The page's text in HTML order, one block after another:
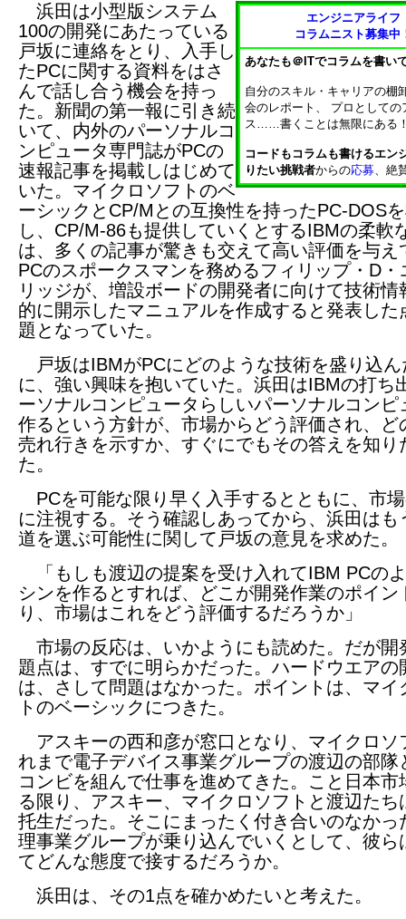
エンジニアライフ
コラムニスト募集中
あなたも＠ITでコラムを書い
自分のスキル・キャリアの棚
会のレポート、 プロとしての
ス……書くことは無限にある
コードもコラムも書けるエン
りたい挑戦者からの応募、絶
浜田は小型版システム
100の開発にあたっている
戸坂に連絡をとり、入手し
たPCに関する資料をはさ
んで話し合う機会を持っ
た。新聞の第一報に引き続
いて、内外のパーソナルコ
ンピュータ専門誌がPCの
速報記事を掲載しはじめて
いた。マイクロソフトのベ
ーシックとCP/Mとの互換性を持ったPC-DOS
し、CP/M-86も提供していくとするIBMの柔軟
は、多くの記事が驚きも交えて高い評価を与え
PCのスポークスマンを務めるフィリップ・D・
リッジが、増設ボードの開発者に向けて技術情
的に開示したマニュアルを作成すると発表した
題となっていた。
戸坂はIBMがPCにどのような技術を盛り込ん
に、強い興味を抱いていた。浜田はIBMの打ち
ーソナルコンピュータらしいパーソナルコンピ
作るという方針が、市場からどう評価され、ど
売れ行きを示すか、すぐにでもその答えを知り
た。
PCを可能な限り早く入手するとともに、市
に注視する。そう確認しあってから、浜田はも
道を選ぶ可能性に関して戸坂の意見を求めた。
「もしも渡辺の提案を受け入れてIBM PCの
シンを作るとすれば、どこが開発作業のポイン
り、市場はこれをどう評価するだろうか」
市場の反応は、いかようにも読めた。だが開
題点は、すでに明らかだった。ハードウエアの
は、さして問題はなかった。ポイントは、マイ
トのベーシックにつきた。
アスキーの西和彦が窓口となり、マイクロソ
れまで電子デバイス事業グループの渡辺の部隊
コンビを組んで仕事を進めてきた。こと日本市
る限り、アスキー、マイクロソフトと渡辺たち
托生だった。そこにまったく付き合いのなかっ
理事業グループが乗り込んでいくとして、彼ら
てどんな態度で接するだろうか。
浜田は、その1点を確かめたいと考えた。